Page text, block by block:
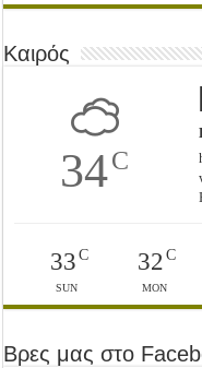
Καιρός
34C
33C
SUN
32C
MON
Βρες μας στο